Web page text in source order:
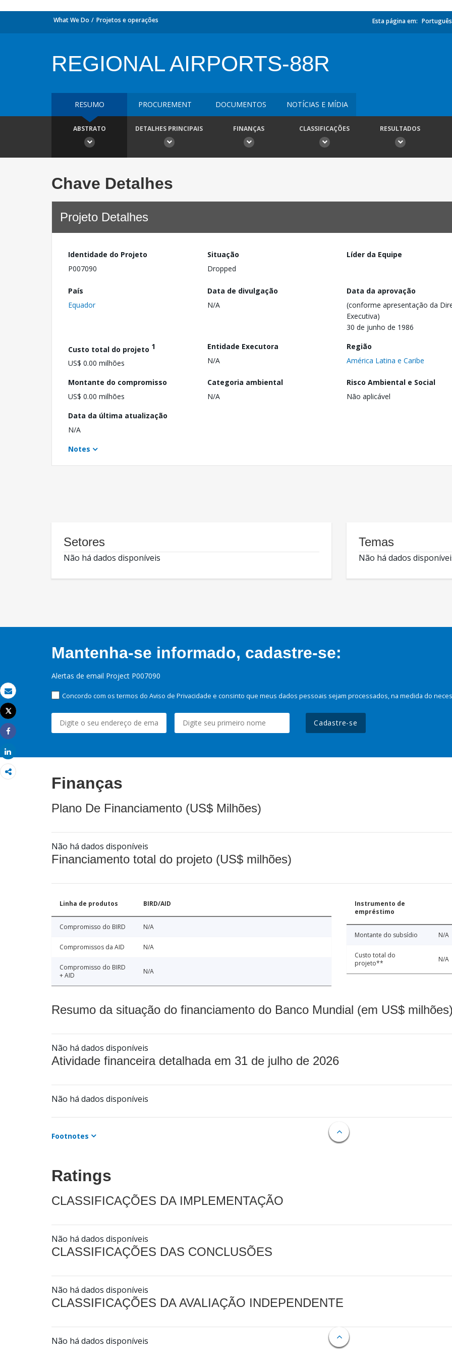
Email
Imprimir
Tweet
Share
What We Do Projetos e operações Esta página em: Português
REGIONAL AIRPORTS-88R
RESUMO PROCUREMENT DOCUMENTOS NOTÍCIAS E MÍDIA
ABSTRATO DETALHES PRINCIPAIS FINANÇAS CLASSIFICAÇÕES RESULTADOS
Chave Detalhes
Projeto Detalhes
Identidade do Projeto
P007090
Situação
Dropped
Líder da Equipe
País
Equador
Data de divulgação
N/A
Data da aprovação
(conforme apresentação da
Executiva)
30 de junho de 1986
Custo total do projeto 1
US$ 0.00 milhões
Entidade Executora
N/A
Região
América Latina e Caribe
Montante do compromisso
US$ 0.00 milhões
Categoria ambiental
N/A
Risco Ambiental e Social
Não aplicável
Data da última atualização
N/A
Notes
Setores
Não há dados disponíveis
Temas
Não há dados
Mantenha-se informado, cadastre-se:
Alertas de email Project P007090
Concordo com os termos do Aviso de Privacidade e consinto que meus dados pessoais sejam processados, na medida do
Cadastre-se
Finanças
Plano De Financiamento (US$ Milhões)
Não há dados disponíveis
Financiamento total do projeto (US$ milhões)
Linha de produtos BIRD/AID
Compromisso do BIRD N/A
Compromissos da AID N/A
Compromisso do BIRD
+ AID
N/A
Instrumento de
empréstimo
Montante do subsídio N/A
Custo total do
projeto**
N/A
Resumo da situação do financiamento do Banco Mundial (em US$
Não há dados disponíveis
Atividade financeira detalhada em 31 de julho de 2026
Não há dados disponíveis
Footnotes
Ratings
CLASSIFICAÇÕES DA IMPLEMENTAÇÃO
Não há dados disponíveis
CLASSIFICAÇÕES DAS CONCLUSÕES
Não há dados disponíveis
CLASSIFICAÇÕES DA AVALIAÇÃO INDEPENDENTE
Não há dados disponíveis